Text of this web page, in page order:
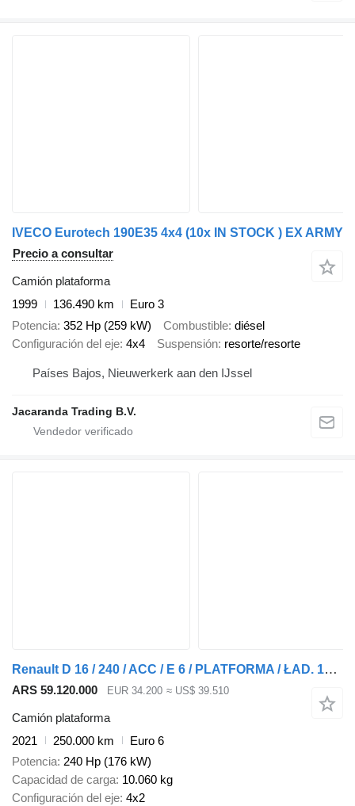
IVECO Eurotech 190E35 4x4 (10x IN STOCK ) EX ARMY
Precio a consultar
Camión plataforma
1999
136.490 km
Euro 3
Potencia 352 Hp (259 kW) Combustible diésel
Configuración del eje 4x4 Suspensión resorte/resorte
Países Bajos, Nieuwerkerk aan den IJssel
Jacaranda Trading B.V.
Renault D 16 / 240 / ACC / E 6 / PLATFORMA / ŁAD. 10 060 KG
ARS 59.120.000 EUR 34.200 ≈ US$ 39.510
Camión plataforma
2021
250.000 km
Euro 6
Potencia 240 Hp (176 kW)
Capacidad de carga 10.060 kg
Configuración del eje 4x2